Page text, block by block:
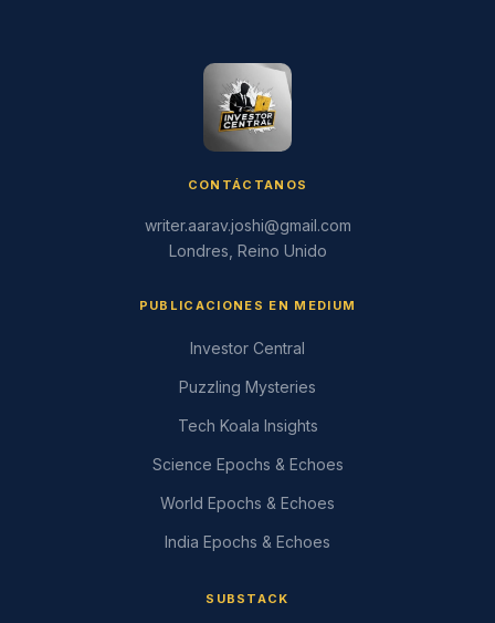
CONTÁCTANOS
writer.aarav.joshi@gmail.com
Londres, Reino Unido
PUBLICACIONES EN MEDIUM
Investor Central
Puzzling Mysteries
Tech Koala Insights
Science Epochs & Echoes
World Epochs & Echoes
India Epochs & Echoes
SUBSTACK